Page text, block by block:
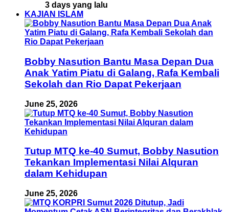
3 days yang lalu
KAJIAN ISLAM
Bobby Nasution Bantu Masa Depan Dua
Anak Yatim Piatu di Galang, Rafa Kembali
Sekolah dan Rio Dapat Pekerjaan
June 25, 2026
Tutup MTQ ke-40 Sumut, Bobby Nasution
Tekankan Implementasi Nilai Alquran
dalam Kehidupan
June 25, 2026